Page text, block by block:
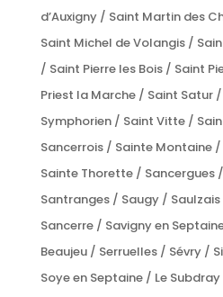
d’Auxigny / Saint Martin des
Saint Michel de Volangis /
/ Saint Pierre les Bois / Saint
Priest la Marche / Saint Satur
Symphorien / Saint Vitte /
Sancerrois / Sainte Montaine
Sainte Thorette / Sancergues
Santranges / Saugy /
Sancerre / Savigny en
Beaujeu / Serruelles / Sévry /
Soye en Septaine / Le